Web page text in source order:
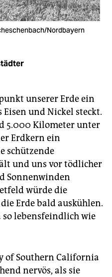
Nordbayern
unserer Erde ein
und Nickel steckt.
5.000 Kilometer unter
Erdkern ein
schützende
und uns vor tödlicher
Sonnenwinden
würde die
Erde bald auskühlen.
so lebensfeindlich wie
of Southern California
nervös, als sie